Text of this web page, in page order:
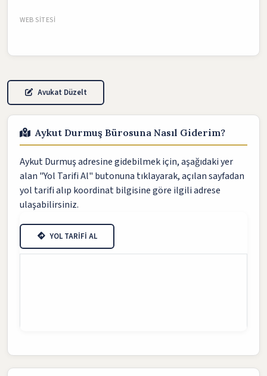
WEB SITESI
Avukat Düzelt
Aykut Durmuş Bürosuna Nasıl Giderim?
Aykut Durmuş adresine gidebilmek için, aşağıdaki yer
alan "Yol Tarifi Al" butonuna tıklayarak, açılan sayfadan
yol tarifi alıp koordinat bilgisine göre ilgili adrese
ulaşabilirsiniz.
YOL TARİFİ AL